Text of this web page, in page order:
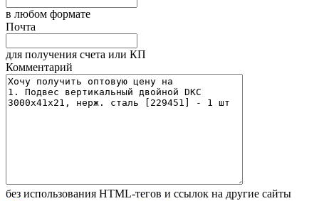
в любом формате
Почта
для получения счета или КП
Комментарий
без иcпользования HTML-тегов и ссылок на другие сайты